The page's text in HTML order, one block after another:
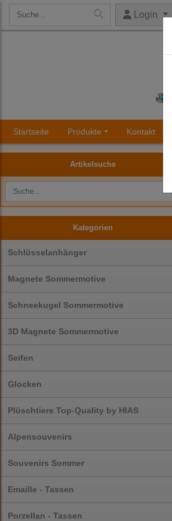
Login
Startseite Produkte Kontakt
Artikelsuche
Kategorien
Schlüsselanhänger
Magnete Sommermotive
Schneekugel Sommermotive
3D Magnete Sommermotive
Seifen
Glocken
Plüschtiere Top-Quality by HIAS
Alpensouvenirs
Souvenirs Sommer
Emaille - Tassen
Porzellan - Tassen